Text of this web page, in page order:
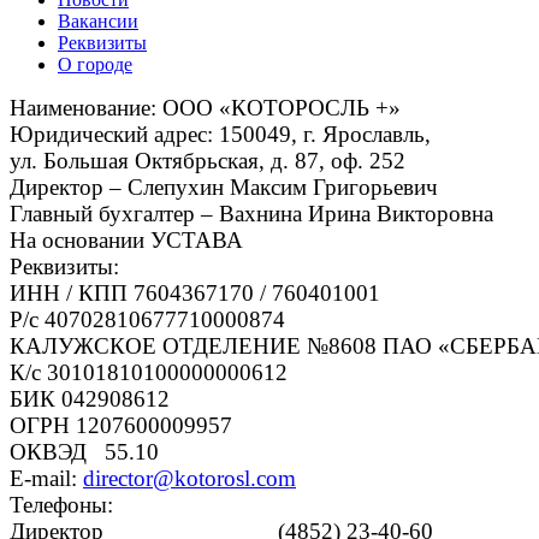
Вакансии
Реквизиты
О городе
Наименование: ООО «КОТОРОСЛЬ +»
Юридический адрес: 150049, г. Ярославль,
ул. Большая Октябрьская, д. 87, оф. 252
Директор – Слепухин Максим Григорьевич
Главный бухгалтер – Вахнина Ирина Викторовна
На основании УСТАВА
Реквизиты:
ИНН / КПП 7604367170 / 760401001
Р/с 40702810677710000874
КАЛУЖСКОЕ ОТДЕЛЕНИЕ №8608 ПАО
К/с 30101810100000000612
БИК 042908612
ОГРН 1207600009957
ОКВЭД 55.10
E-mail: director@kotorosl.com
Телефоны:
Директор (4852) 23-40-60